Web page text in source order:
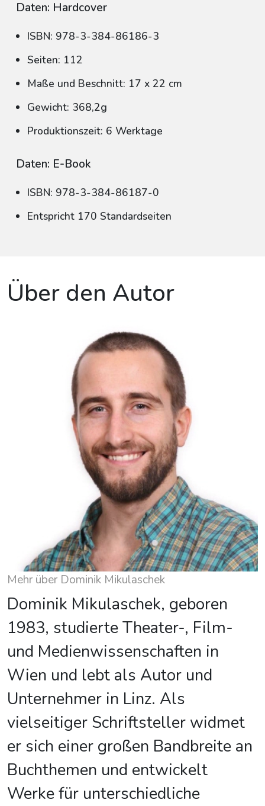
Daten: Hardcover
ISBN: 978-3-384-86186-3
Seiten: 112
Maße und Beschnitt: 17 x 22 cm
Gewicht: 368,2g
Produktionszeit: 6 Werktage
Daten: E-Book
ISBN: 978-3-384-86187-0
Entspricht 170 Standardseiten
Über den Autor
Mehr über Dominik Mikulaschek
Dominik Mikulaschek, geboren
1983, studierte Theater-, Film-
und Medienwissenschaften in
Wien und lebt als Autor und
Unternehmer in Linz. Als
vielseitiger Schriftsteller widmet
er sich einer großen Bandbreite an
Buchthemen und entwickelt
Werke für unterschiedliche